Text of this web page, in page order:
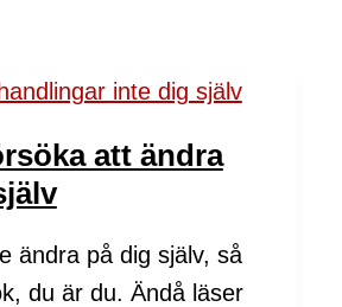
att ändra
ändra på dig själv, så
du är du. Ändå läser